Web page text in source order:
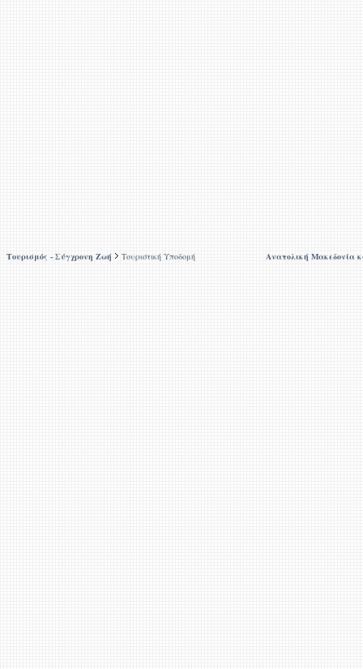
Τουρισμός - Σύγχρονη Ζωή Τουριστική Υποδομή Ανατολική Μακεδονία